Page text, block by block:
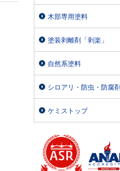
木部専用塗料
塗装剥離剤「剥楽」
自然系塗料
シロアリ・防虫・防腐剤
ケミストップ